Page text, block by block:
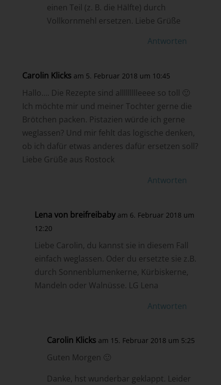
einen Teil (z. B. die Hälfte) durch
Vollkornmehl ersetzen. Liebe Grüße
Antworten
Carolin Klicks am 5. Februar 2018 um 10:45
Hallo…. Die Rezepte sind allllllllleeee so toll 🙂
Ich möchte mir und meiner Tochter gerne die
Brötchen packen. Pistazien würde ich gerne
weglassen? Und mir fehlt das logische denken,
ob ich dafür etwas anderes dafür ersetzen soll?
Liebe Grüße aus Rostock
Antworten
Lena von breifreibaby am 6. Februar 2018 um
12:20
Liebe Carolin, du kannst sie in diesem Fall
einfach weglassen. Oder du ersetzte sie z.B.
durch Sonnenblumenkerne, Kürbiskerne,
Mandeln oder Walnüsse. LG Lena
Antworten
Carolin Klicks am 15. Februar 2018 um 5:25
Guten Morgen 🙂
Danke, hst wunderbar geklappt. Leider